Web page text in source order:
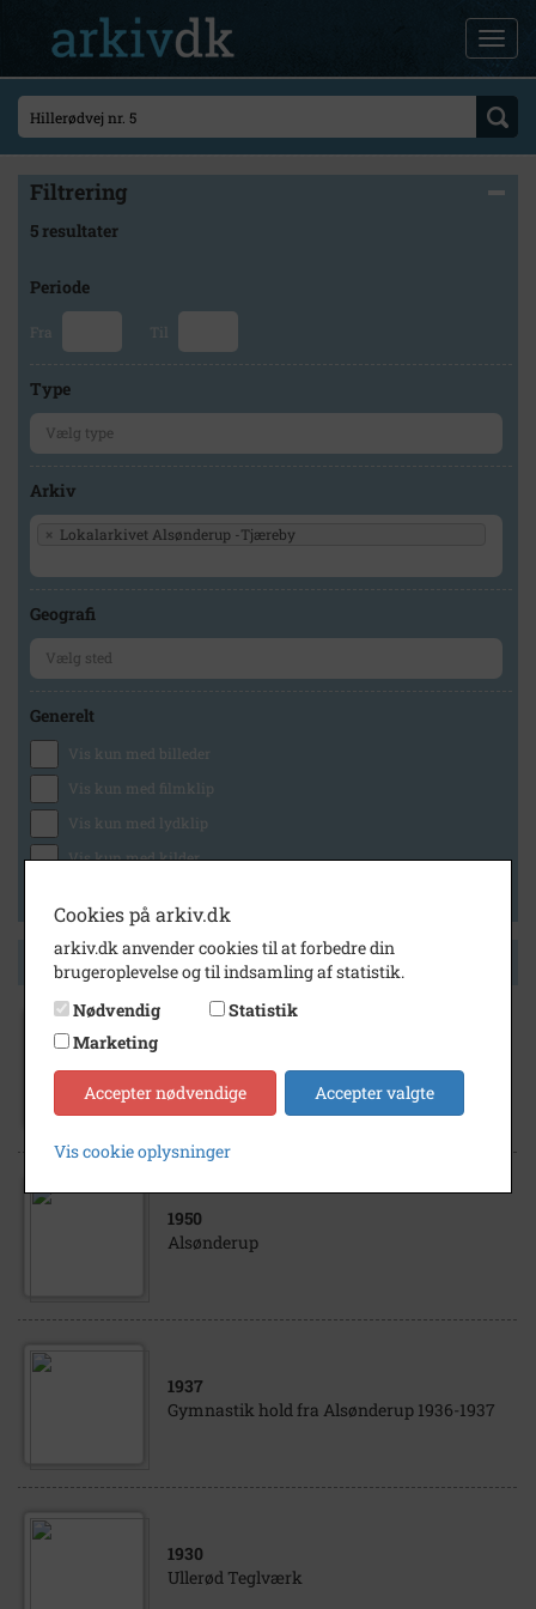
Filtrering
5 resultater
Periode
Fra Til
Type
Arkiv
× Lokalarkivet Alsønderup -Tjæreby
Geografi
Generelt
Vis kun med billeder
Vis kun med filmklip
Vis kun med lydklip
Vis kun med kilder
Side 1 af 1
Hillerødvej 1, Alsønderup
1950
Alsønderup
1937
Gymnastik hold fra Alsønderup 1936-1937
1930
Ullerød Teglværk
Cookies på arkiv.dk
arkiv.dk anvender cookies til at forbedre din
brugeroplevelse og til indsamling af statistik.
Nødvendig
Statistik
Marketing
Accepter nødvendige Accepter valgte
Vis cookie oplysninger